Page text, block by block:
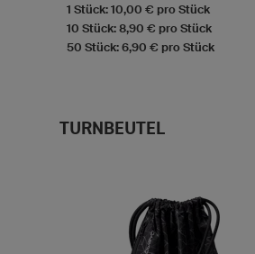
1 Stück: 10,00 € pro Stück
10 Stück: 8,90 € pro Stück
50 Stück: 6,90 € pro Stück
TURNBEUTEL